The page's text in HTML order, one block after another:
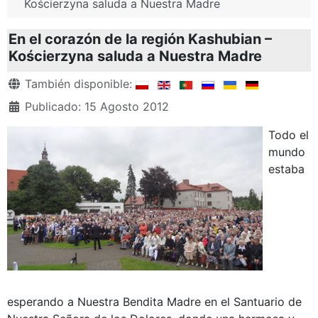
Kościerzyna saluda a Nuestra Madre
En el corazón de la región Kashubian –
Kościerzyna saluda a Nuestra Madre
Detalles
También disponible:
Publicado: 15 Agosto 2012
Todo el
mundo
estaba
esperando a Nuestra Bendita Madre en el Santuario de